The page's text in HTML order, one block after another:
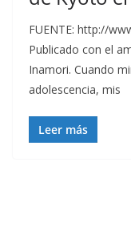
FUENTE: http://
Publicado con el
Inamori. Cuando
adolescencia, mis
Leer más